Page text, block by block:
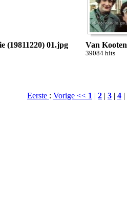
(19811220) 01.jpg Van
39084 hits
Eerste : Vorige << 1 | 2 | 3 | 4 |